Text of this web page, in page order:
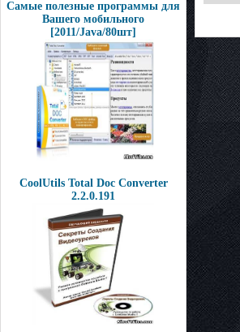
Самые полезные программы для
Вашего мобильного
[2011/Java/80шт]
CoolUtils Total Doc Converter
2.2.0.191